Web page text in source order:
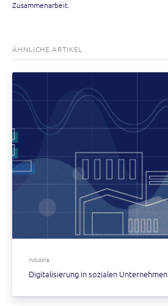
Zusammenarbeit.
ÄHNLICHE ARTIKEL
Industrie
Digitalisierung in sozialen Unternehmen